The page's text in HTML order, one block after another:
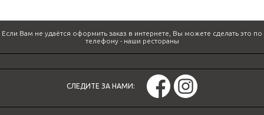
Если Вам не удаётся оформить заказ в интернете, Вы можете сделать это по
телефону - наши рестораны
СЛЕДИТЕ ЗА НАМИ: